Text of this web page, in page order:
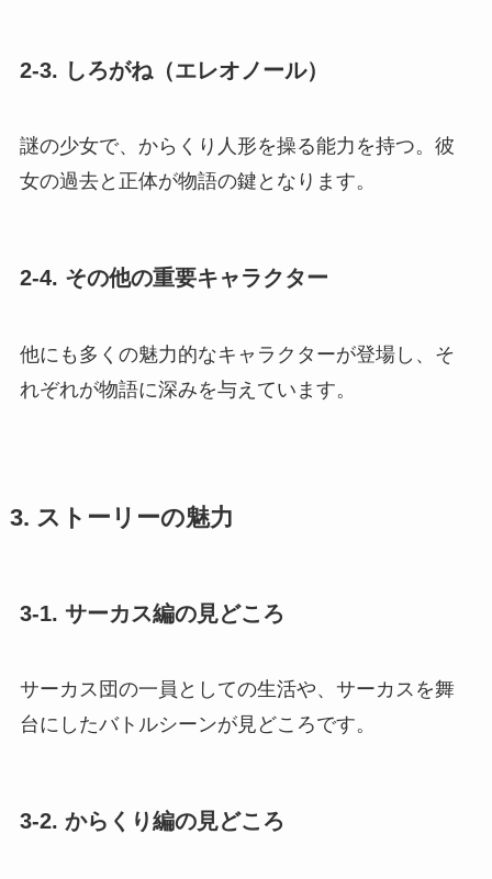
2-3. しろがね（エレオノール）
謎の少女で、からくり人形を操る能力を持つ。彼
女の過去と正体が物語の鍵となります。
2-4. その他の重要キャラクター
他にも多くの魅力的なキャラクターが登場し、そ
れぞれが物語に深みを与えています。
3. ストーリーの魅力
3-1. サーカス編の見どころ
サーカス団の一員としての生活や、サーカスを舞
台にしたバトルシーンが見どころです。
3-2. からくり編の見どころ